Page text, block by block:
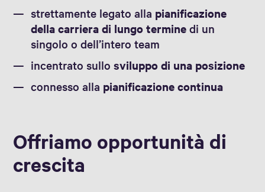
strettamente legato alla pianificazione
della carriera di lungo terminedi un
singolo o dell’intero team
incentrato sullosviluppo di una posizione
connesso alla pianificazione continua
Offriamo opportunità di
crescita